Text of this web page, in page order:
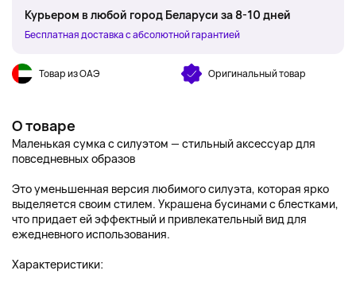
Курьером в любой город Беларуси за 8-10 дней
Бесплатная доставка с абсолютной гарантией
Товар из ОАЭ Оригинальный товар
О товаре
Маленькая сумка с силуэтом — стильный аксессуар для
повседневных образов
Это уменьшенная версия любимого силуэта, которая ярко
выделяется своим стилем. Украшена бусинами с блестками,
что придает ей эффектный и привлекательный вид для
ежедневного использования.
Характеристики: